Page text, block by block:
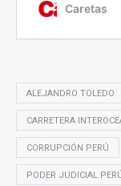
ALEJANDRO TOLEDO
CARRETERA
CORRUPCIÓN PERÚ
PODER JUDICIAL